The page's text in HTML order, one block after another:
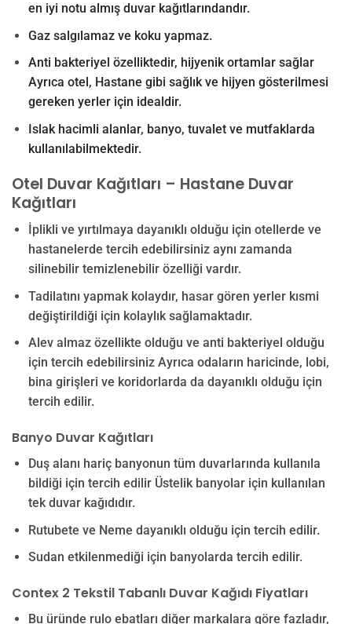
en iyi notu almış duvar kağıtlarındandır.
Gaz salgılamaz ve koku yapmaz.
Anti bakteriyel özelliktedir, hijyenik ortamlar sağlar
Ayrıca otel, Hastane gibi sağlık ve hijyen gösterilmesi
gereken yerler için idealdir.
Islak hacimli alanlar, banyo, tuvalet ve mutfaklarda
kullanılabilmektedir.
Otel Duvar Kağıtları – Hastane Duvar
Kağıtları
İplikli ve yırtılmaya dayanıklı olduğu için otellerde ve
hastanelerde tercih edebilirsiniz aynı zamanda
silinebilir temizlenebilir özelliği vardır.
Tadilatını yapmak kolaydır, hasar gören yerler kısmi
değiştirildiği için kolaylık sağlamaktadır.
Alev almaz özellikte olduğu ve anti bakteriyel olduğu
için tercih edebilirsiniz Ayrıca odaların haricinde, lobi,
bina girişleri ve koridorlarda da dayanıklı olduğu için
tercih edilir.
Banyo Duvar Kağıtları
Duş alanı hariç banyonun tüm duvarlarında kullanıla
bildiği için tercih edilir Üstelik banyolar için kullanılan
tek duvar kağıdıdır.
Rutubete ve Neme dayanıklı olduğu için tercih edilir.
Sudan etkilenmediği için banyolarda tercih edilir.
Contex 2 Tekstil Tabanlı Duvar Kağıdı Fiyatları
Bu üründe rulo ebatları diğer markalara göre fazladır,